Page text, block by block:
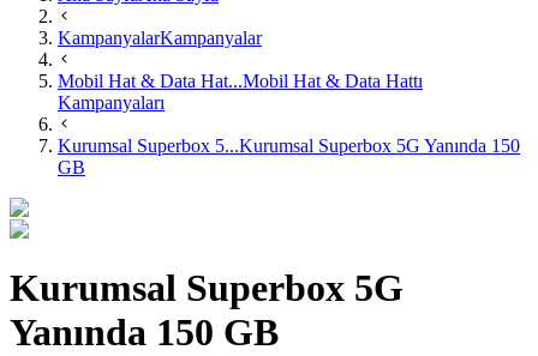
KampanyalarKampanyalar
Mobil Hat & Data Hat...Mobil Hat & Data Hattı
Kampanyaları
Kurumsal ​Superbox 5...Kurumsal ​Superbox 5G Yanında 150
GB
Kurumsal ​Superbox 5G
Yanında 150 GB